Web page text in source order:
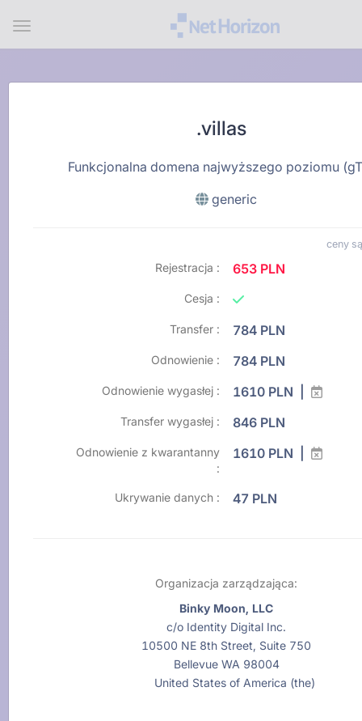
Menu
.villas
Funkcjonalna domena najwyższego poziomu
generic
ceny
Rejestracja : 653 PLN
Cesja :
Transfer : 784 PLN
Odnowienie : 784 PLN
Odnowienie wygasłej : 1610 PLN |
Transfer wygasłej : 846 PLN
Odnowienie z kwarantanny
:
1610 PLN |
Ukrywanie danych : 47 PLN
Organizacja zarządzająca:
Binky Moon, LLC
c/o Identity Digital Inc.
10500 NE 8th Street, Suite 750
Bellevue WA 98004
United States of America (the)